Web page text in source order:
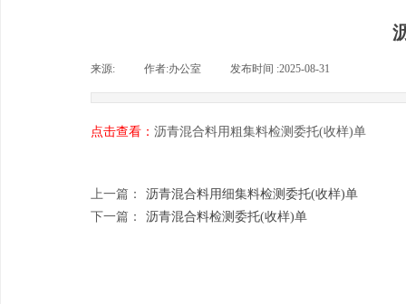
来源: 作者:办公室 发布时间 :2025-08-31
点击查看： 沥青混合料用粗集料检测委托(收样)单
上一篇：
沥青混合料用细集料检测委托(收样)单
下一篇：
沥青混合料检测委托(收样)单